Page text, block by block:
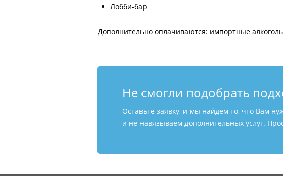
Лобби-бар
Дополнительно оплачиваются: импортные
Не смогли подобрать
Оставьте заявку, и мы найдем то, что Вам
и не навязываем дополнительных услуг.